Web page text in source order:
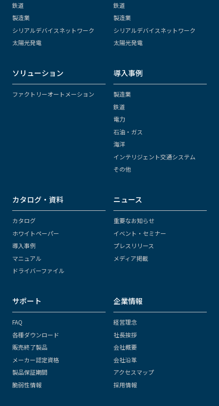
鉄道
製造業
シリアルデバイスネットワーク
太陽光発電
鉄道
製造業
シリアルデバイスネットワーク
太陽光発電
ソリューション
ファクトリーオートメーション
導入事例
製造業
鉄道
電力
石油・ガス
海洋
インテリジェント交通システム
その他
カタログ・資料
カタログ
ホワイトペーパー
導入事例
マニュアル
ドライバーファイル
ニュース
重要なお知らせ
イベント・セミナー
プレスリリース
メディア掲載
サポート
FAQ
各種ダウンロード
販売終了製品
メーカー認定資格
製品保証期間
脆弱性情報
企業情報
経営理念
社長挨拶
会社概要
会社沿革
アクセスマップ
採用情報